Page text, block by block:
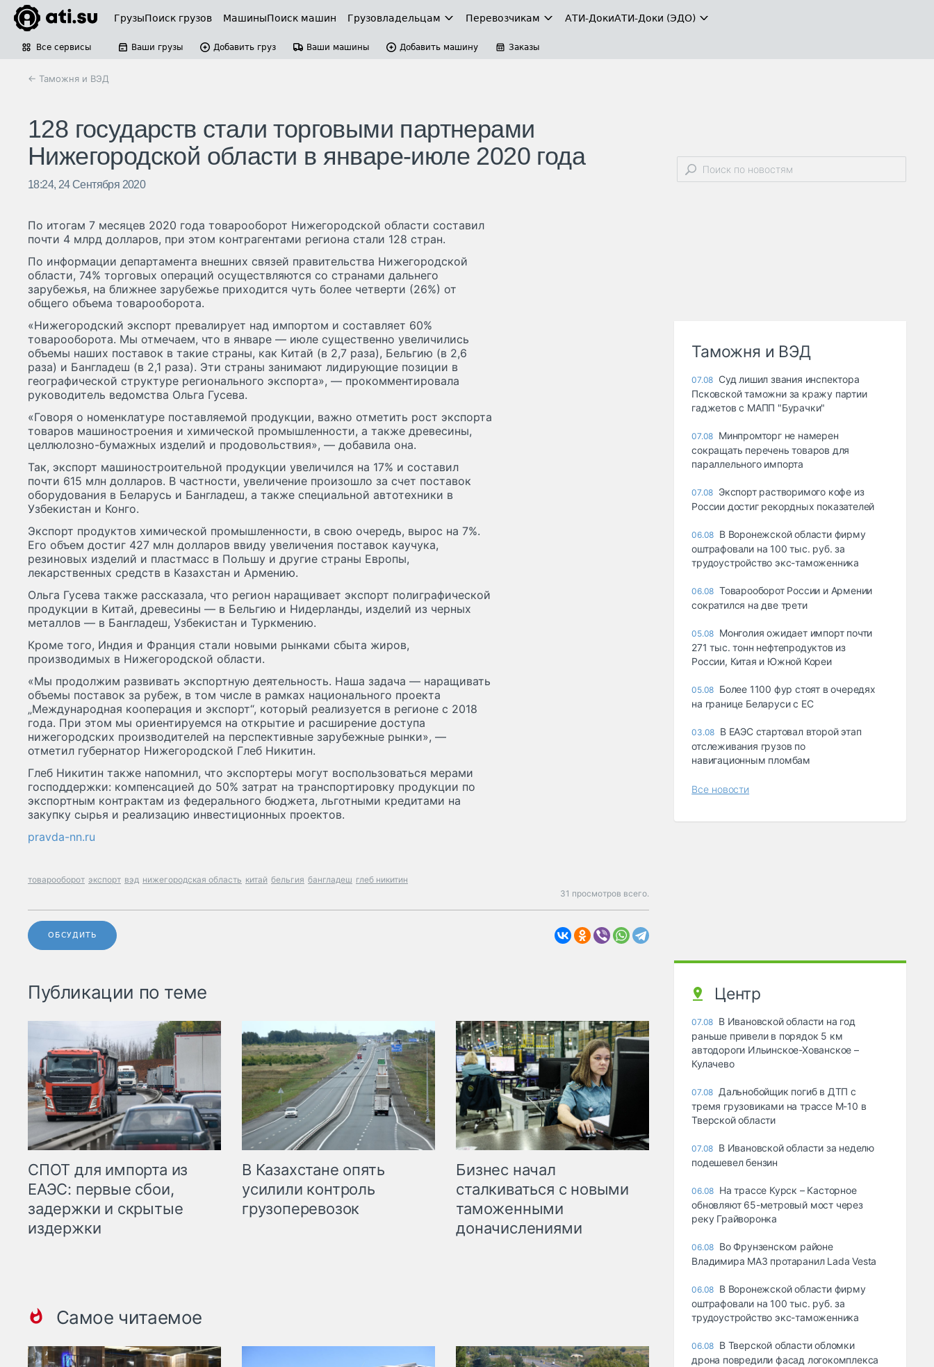
ГрузыПоиск грузов МашиныПоиск машин Грузовладельцам Перевозчикам АТИ-ДокиАТИ-Доки (ЭДО)
Все сервисы Ваши грузы Добавить груз Ваши машины Добавить машину Заказы
← Таможня и ВЭД
128 государств стали торговыми партнерами
Нижегородской области в январе-июле 2020 года
18:24, 24 Сентября 2020
По итогам 7 месяцев 2020 года товарооборот Нижегородской области составил
почти 4 млрд долларов, при этом контрагентами региона стали 128 стран.
По информации департамента внешних связей правительства Нижегородской
области, 74% торговых операций осуществляются со странами дальнего
зарубежья, на ближнее зарубежье приходится чуть более четверти (26%) от
общего объема товарооборота.
«Нижегородский экспорт превалирует над импортом и составляет 60%
товарооборота. Мы отмечаем, что в январе — июле существенно увеличились
объемы наших поставок в такие страны, как Китай (в 2,7 раза), Бельгию (в 2,6
раза) и Бангладеш (в 2,1 раза). Эти страны занимают лидирующие позиции в
географической структуре регионального экспорта», — прокомментировала
руководитель ведомства Ольга Гусева.
«Говоря о номенклатуре поставляемой продукции, важно отметить рост экспорта
товаров машиностроения и химической промышленности, а также древесины,
целлюлозно-бумажных изделий и продовольствия», — добавила она.
Так, экспорт машиностроительной продукции увеличился на 17% и составил
почти 615 млн долларов. В частности, увеличение произошло за счет поставок
оборудования в Беларусь и Бангладеш, а также специальной автотехники в
Узбекистан и Конго.
Экспорт продуктов химической промышленности, в свою очередь, вырос на 7%.
Его объем достиг 427 млн долларов ввиду увеличения поставок каучука,
резиновых изделий и пластмасс в Польшу и другие страны Европы,
лекарственных средств в Казахстан и Армению.
Ольга Гусева также рассказала, что регион наращивает экспорт полиграфической
продукции в Китай, древесины — в Бельгию и Нидерланды, изделий из черных
металлов — в Бангладеш, Узбекистан и Туркмению.
Кроме того, Индия и Франция стали новыми рынками сбыта жиров,
производимых в Нижегородской области.
«Мы продолжим развивать экспортную деятельность. Наша задача — наращивать
объемы поставок за рубеж, в том числе в рамках национального проекта
„Международная кооперация и экспорт“, который реализуется в регионе с 2018
года. При этом мы ориентируемся на открытие и расширение доступа
нижегородских производителей на перспективные зарубежные рынки», —
отметил губернатор Нижегородской Глеб Никитин.
Глеб Никитин также напомнил, что экспортеры могут воспользоваться мерами
господдержки: компенсацией до 50% затрат на транспортировку продукции по
экспортным контрактам из федерального бюджета, льготными кредитами на
закупку сырья и реализацию инвестиционных проектов.
pravda-nn.ru
товарооборот экспорт вэд нижегородская область китай бельгия бангладеш глеб никитин
31 просмотров всего.
ОБСУДИТЬ
Публикации по теме
СПОТ для импорта из
ЕАЭС: первые сбои,
задержки и скрытые
издержки
В Казахстане опять
усилили контроль
грузоперевозок
Бизнес начал
сталкиваться с новыми
таможенными
доначислениями
Самое читаемое
Таможня и ВЭД
07.08 Суд лишил звания инспектора
Псковской таможни за кражу партии
гаджетов с МАПП "Бурачки"
07.08 Минпромторг не намерен
сокращать перечень товаров для
параллельного импорта
07.08 Экспорт растворимого кофе из
России достиг рекордных показателей
06.08 В Воронежской области фирму
оштрафовали на 100 тыс. руб. за
трудоустройство экс-таможенника
06.08 Товарооборот России и Армении
сократился на две трети
05.08 Монголия ожидает импорт почти
271 тыс. тонн нефтепродуктов из
России, Китая и Южной Кореи
05.08 Более 1100 фур стоят в очередях
на границе Беларуси с ЕС
03.08 В ЕАЭС стартовал второй этап
отслеживания грузов по
навигационным пломбам
Все новости
Центр
07.08 В Ивановской области на год
раньше привели в порядок 5 км
автодороги Ильинское-Хованское –
Кулачево
07.08 Дальнобойщик погиб в ДТП с
тремя грузовиками на трассе М-10 в
Тверской области
07.08 В Ивановской области за неделю
подешевел бензин
06.08 На трассе Курск – Касторное
обновляют 65-метровый мост через
реку Грайворонка
06.08 Во Фрунзенском районе
Владимира МАЗ протаранил Lada Vesta
06.08 В Воронежской области фирму
оштрафовали на 100 тыс. руб. за
трудоустройство экс-таможенника
06.08 В Тверской области обломки
дрона повредили фасад логокомплекса